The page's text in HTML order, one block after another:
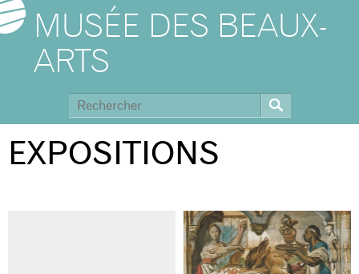
MUSÉE DES BEAUX-
ARTS
EXPOSITIONS